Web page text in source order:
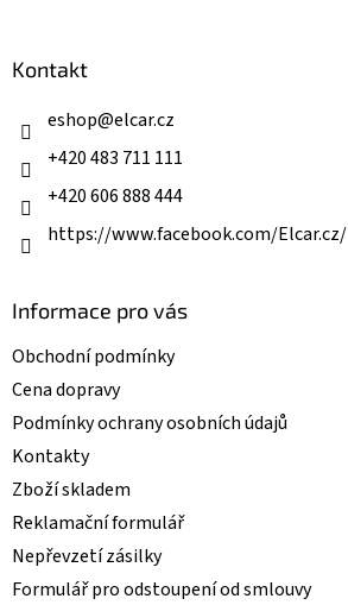
v
Kontakt
eshop@elcar.cz
+420 483 711 111
+420 606 888 444
https://www.facebook.com/Elcar.cz/
Informace pro vás
Obchodní podmínky
Cena dopravy
Podmínky ochrany osobních údajů
Kontakty
Zboží skladem
Reklamační formulář
Nepřevzetí zásilky
Formulář pro odstoupení od smlouvy